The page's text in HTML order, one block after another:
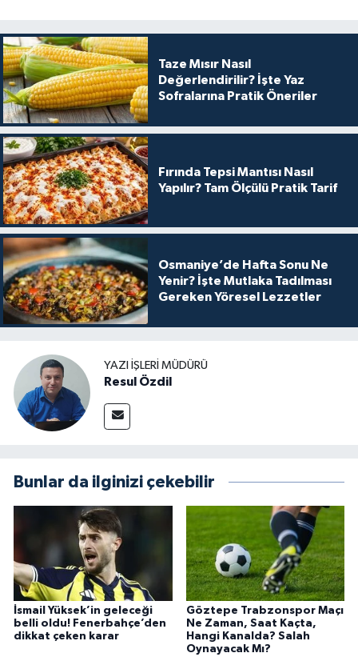
Taze Mısır Nasıl
Değerlendirilir? İşte Yaz
Sofralarına Pratik Öneriler
Fırında Tepsi Mantısı Nasıl
Yapılır? Tam Ölçülü Pratik Tarif
Osmaniye’de Hafta Sonu Ne
Yenir? İşte Mutlaka Tadılması
Gereken Yöresel Lezzetler
YAZI İŞLERI MÜDÜRÜ
Resul Özdil
Bunlar da ilginizi çekebilir
İsmail Yüksek’in geleceği
belli oldu! Fenerbahçe’den
dikkat çeken karar
Göztepe Trabzonspor Maçı
Ne Zaman, Saat Kaçta,
Hangi Kanalda? Salah
Oynayacak Mı?